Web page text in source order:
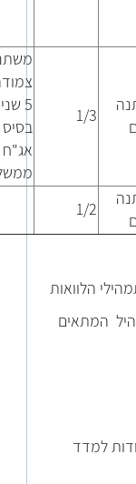
5
בסיס
אג"ח
1/3
1/2
הלוואות
המתאים
למדד